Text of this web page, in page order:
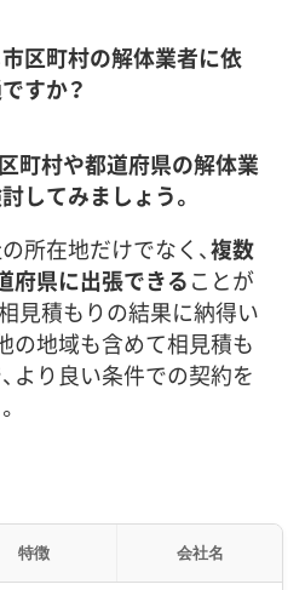
区町村の解体業者に依
すか？
町村や都道府県の解体業
してみましょう。
所在地だけでなく、複数
府県に出張できることが
見積もりの結果に納得い
の地域も含めて相見積も
より良い条件での契約を
特徴 会社名